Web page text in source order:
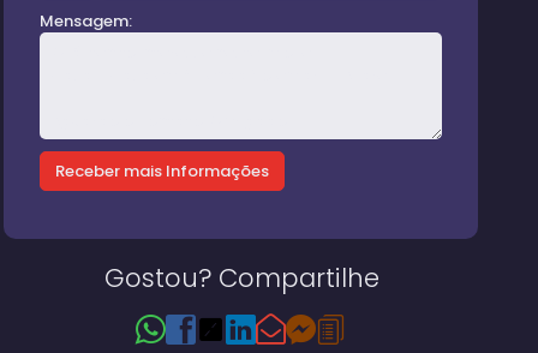
Mensagem:
Gostou? Compartilhe